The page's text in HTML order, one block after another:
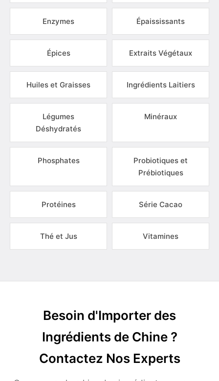
Enzymes Épaississants
Épices Extraits Végétaux
Huiles et Graisses Ingrédients Laitiers
Légumes
Déshydratés
Minéraux
Phosphates
Probiotiques et
Prébiotiques
Protéines Série Cacao
Thé et Jus Vitamines
Besoin d'Importer des
Ingrédients de Chine ?
Contactez Nos Experts